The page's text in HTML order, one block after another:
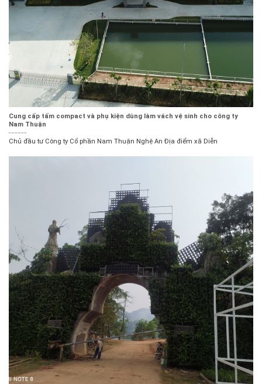
Cung cấp tấm compact và phụ kiện dùng làm vách vệ sinh cho công ty
Nam Thuận
Chủ đầu tư Công ty Cổ phần Nam Thuận Nghệ An Địa điểm xã Diễn